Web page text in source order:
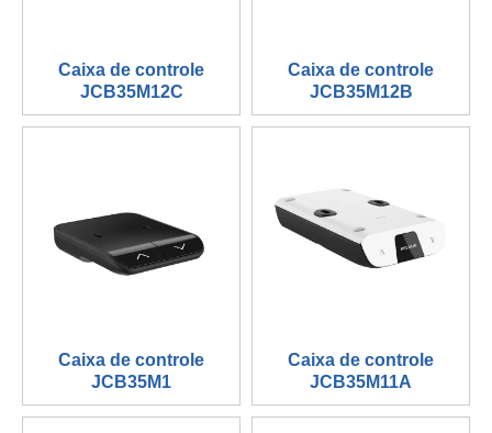
Caixa de controle
JCB35M12C
Caixa de controle
JCB35M12B
Caixa de controle
JCB35M1
Caixa de controle
JCB35M11A